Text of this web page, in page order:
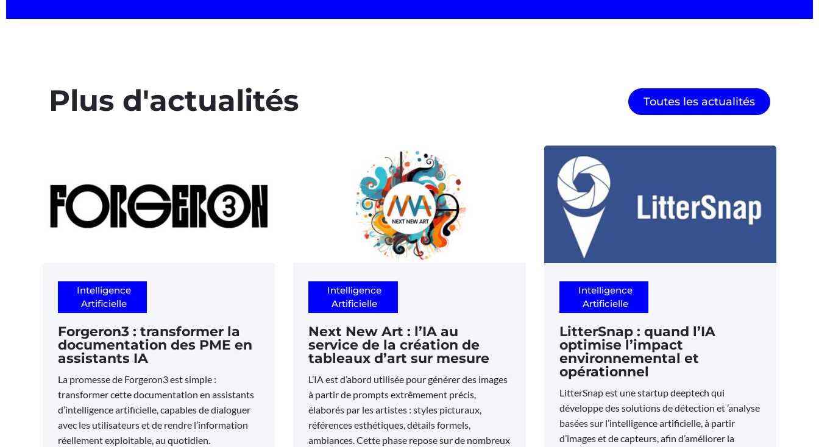
Plus d'actualités Toutes les actualités
Intelligence
Artificielle
Forgeron3 : transformer la
documentation des PME en
assistants IA
La promesse de Forgeron3 est simple :
transformer cette documentation en assistants
d’intelligence artificielle, capables de dialoguer
avec les utilisateurs et de rendre l’information
réellement exploitable, au quotidien.
Intelligence
Artificielle
Next New Art : l’IA au
service de la création de
tableaux d’art sur mesure
L’IA est d’abord utilisée pour générer des images
à partir de prompts extrêmement précis,
élaborés par les artistes : styles picturaux,
références esthétiques, détails formels,
ambiances. Cette phase repose sur de nombreux
Intelligence
Artificielle
LitterSnap : quand l’IA
optimise l’impact
environnemental et
opérationnel
LitterSnap est une startup deeptech qui
développe des solutions de détection et ’analyse
basées sur l’intelligence artificielle, à partir
d’images et de capteurs, afin d’améliorer la